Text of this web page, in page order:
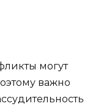
могут
важно